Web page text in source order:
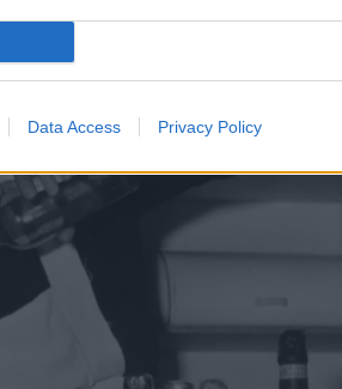
Data Access Privacy Policy